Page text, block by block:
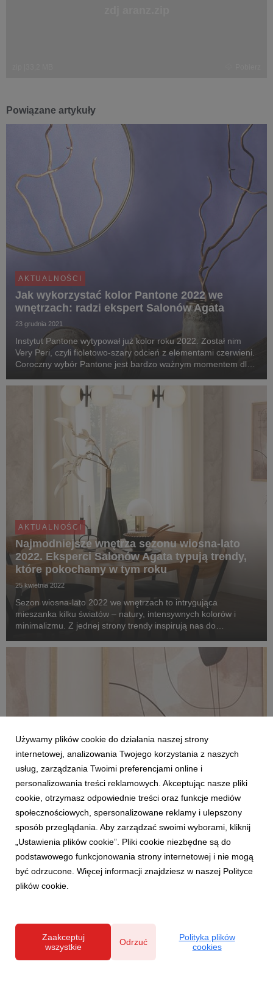
Powiązane artykuły
AKTUALNOŚCI
Jak wykorzystać kolor Pantone 2022 we
wnętrzach: radzi ekspert Salonów Agata
23 grudnia 2021
Instytut Pantone wytypował już kolor roku 2022. Został nim
Very Peri, czyli fioletowo-szary odcień z elementami czerwieni.
Coroczny wybór Pantone jest bardzo ważnym momentem dla
trendom obowiązującym w nadchodzący...
AKTUALNOŚCI
Najmodniejsze wnętrza sezonu wiosna-lato
2022. Eksperci Salonów Agata typują trendy,
które pokochamy w tym roku
25 kwietnia 2022
Sezon wiosna-lato 2022 we wnętrzach to intrygująca
mieszanka kilku światów – natury, intensywnych kolorów i
minimalizmu. Z jednej strony trendy inspirują nas do
aby za chwilę kusić energetyzującymi dodatkami. Co...
AKTUALNOŚCI
Najmodniejsze wnętrza sezonu jesień-zima
2022/2023. Eksperci Salonów Agata wybrali
najciekawsze trendy
12 września 2022
Pomimo trwającej jeszcze końcówki lata, z nutką nostalgii
myślimy już o nadchodzącej jesieni. Warto spojrzeć na to z
innej strony i zwrócić uwagę na przyjemne aspekty długich,
Używamy plików cookie do działania naszej strony
internetowej, analizowania Twojego korzystania z naszych
usług, zarządzania Twoimi preferencjami online i
personalizowania treści reklamowych. Akceptując nasze pliki
cookie, otrzymasz odpowiednie treści oraz funkcje mediów
społecznościowych, spersonalizowane reklamy i ulepszony
sposób przeglądania. Aby zarządzać swoimi wyborami, kliknij
„Ustawienia plików cookie”. Pliki cookie niezbędne są do
podstawowego funkcjonowania strony internetowej i nie mogą
być odrzucone. Więcej informacji znajdziesz w naszej Polityce
plików cookie.
Zaakceptuj
wszystkie
Odrzuć
Polityka plików
cookies